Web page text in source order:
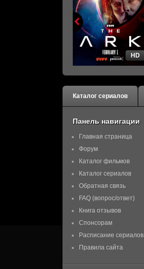
HD
Каталог сериалов
Панель навигации
Главная страница
Форум
Каталог фильмов
Каталог сериалов
Обратная связь
FAQ (вопрос/ответ)
Книга отзывов
Спонсорам
Расписание сериалов
Правила сайта